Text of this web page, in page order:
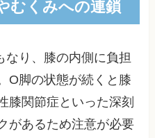
むくみへの連鎖
なり、膝の内側に負担
O脚の状態が続くと膝
膝関節症といった深刻
があるため注意が必要